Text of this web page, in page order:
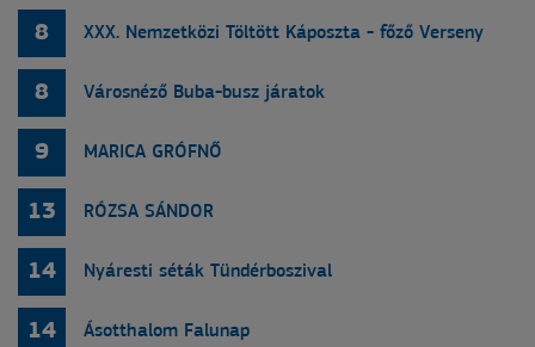
8 XXX. Nemzetközi Töltött Káposzta - főző Verseny
8 Városnéző Buba-busz járatok
9 MARICA GRÓFNŐ
13 RÓZSA SÁNDOR
14 Nyáresti séták Tündérboszival
14 Ásotthalom Falunap